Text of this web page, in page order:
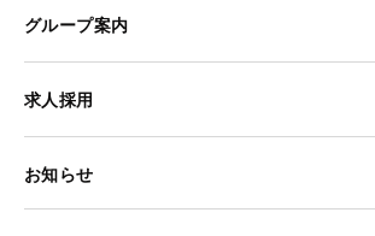
グループ案内
求人採用
お知らせ